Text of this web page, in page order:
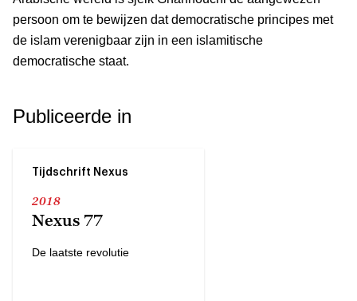
persoon om te bewijzen dat democratische principes met
de islam verenigbaar zijn in een islamitische
democratische staat.
Publiceerde in
Tijdschrift Nexus
2018
Nexus 77
De laatste revolutie